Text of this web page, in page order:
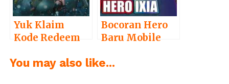
Yuk Klaim
Kode Redeem
2023 Terbaru
Bocoran Hero
Baru Mobile
2023, Kapan
You may also like...